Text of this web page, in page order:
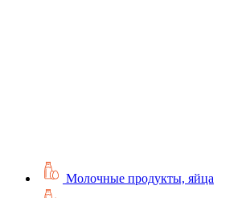
Молочные продукты, яйца